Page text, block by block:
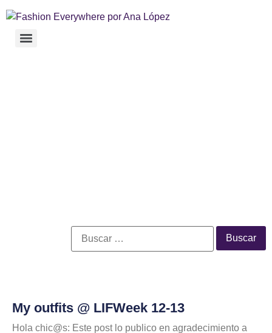
My outfits @ LIFWeek 12-13
Hola chic@s: Este post lo publico en agradecimiento a